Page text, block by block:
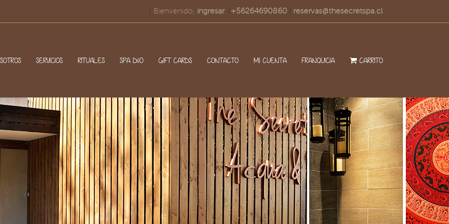
+56264690860 reservas@thesecretspa.cl
Bienvenido, ingresar.
SERVICIOS RITUALES SPA DúO GIFT CARDS CONTACTO MI CUENTA FRANQUICIA CARRITO